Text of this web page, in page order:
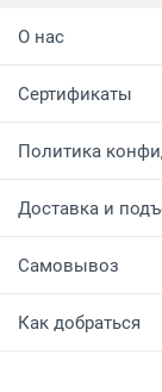
О нас
Сертификаты
Политика
Доставка и
Самовывоз
Как добраться